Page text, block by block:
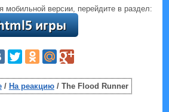
мобильной версии, перейдите в раздел:
/ На реакцию/ The Flood Runner